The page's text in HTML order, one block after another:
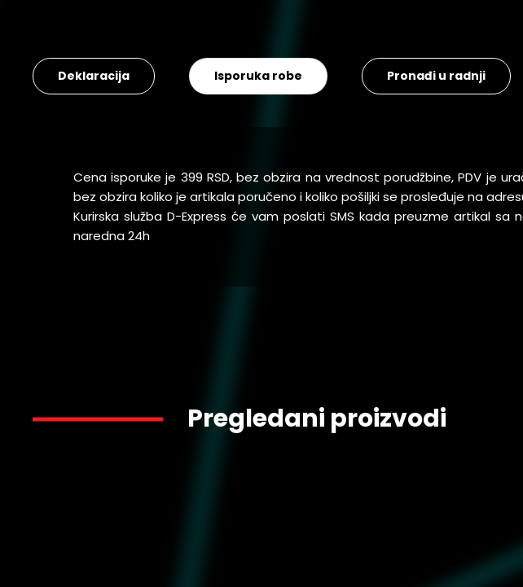
Deklaracija Isporuka robe Pronađi u radnji
Cena isporuke je 399 RSD, bez obzira na vrednost porudžbine, PDV je
bez obzira koliko je artikala poručeno i koliko pošiljki se prosleđuje na
Kurirska služba D-Express će vam poslati SMS kada preuzme artikal
naredna 24h
Pregledani proizvodi